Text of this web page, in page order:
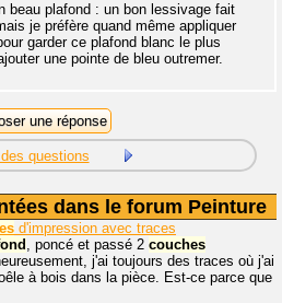
beau plafond : un bon lessivage fait
je préfère quand même appliquer
garder ce plafond blanc le plus
une pointe de bleu outremer.
questions
dans le forum Peinture
d'impression avec traces
, poncé et passé 2 couches
j'ai toujours des traces où j'ai
à bois dans la pièce. Est-ce parce que